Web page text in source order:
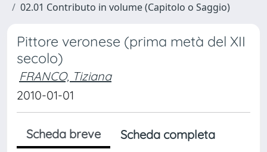
02.01 Contributo in volume (Capitolo o Saggio)
Pittore veronese (prima metà del XII
secolo)
FRANCO, Tiziana
2010-01-01
Scheda breve
Scheda completa